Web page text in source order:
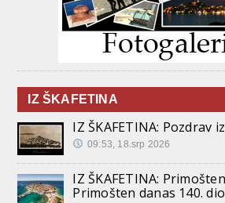
IZ ŠKAFETINA
IZ ŠKAFETINA: Pozdrav
09:53, 18.srp 2026
IZ ŠKAFETINA:
Primošten danas 140. dio